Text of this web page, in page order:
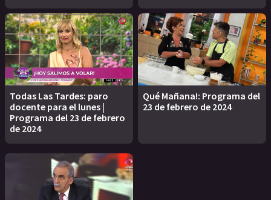
Todas Las Tardes: paro
docente para el lunes |
Programa del 23 de febrero
de 2024
Qué Mañana!: Programa del
23 de febrero de 2024